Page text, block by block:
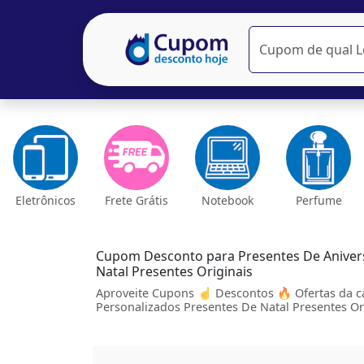
Eletrônicos Frete Grátis Notebook Perfume
Cupom Desconto para Presentes De
Natal Presentes Originais
Aproveite Cupons ☝ Descontos 🔥 Ofertas da
Personalizados Presentes De Natal Presentes